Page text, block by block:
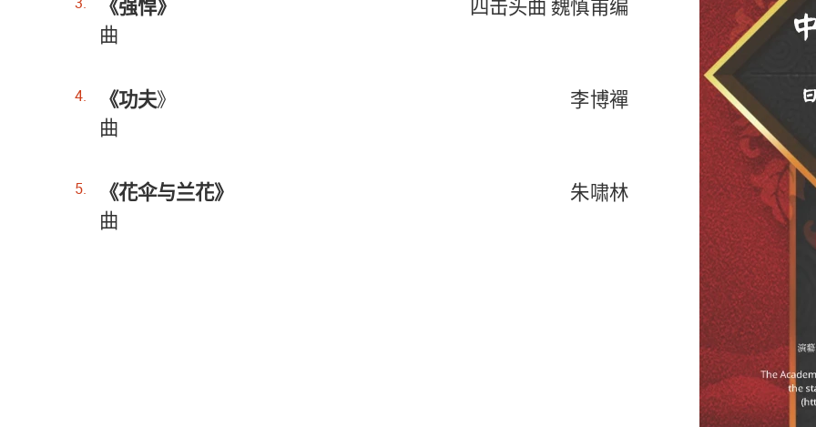
《强悍》 四击头曲 魏慎甫编
曲
《功夫》
李博襌
曲
《花伞与兰花》
朱啸林
曲